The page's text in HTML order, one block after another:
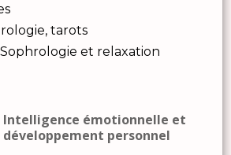
tarots
et relaxation
Intelligence émotionnelle et
développement personnel